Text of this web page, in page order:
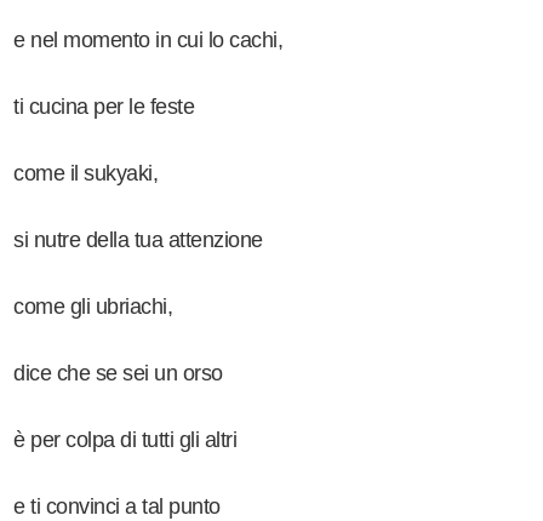
e nel momento in cui lo cachi,
ti cucina per le feste
come il sukyaki,
si nutre della tua attenzione
come gli ubriachi,
dice che se sei un orso
è per colpa di tutti gli altri
e ti convinci a tal punto